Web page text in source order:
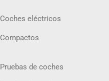
Coches eléctricos
Compactos
Pruebas de coches